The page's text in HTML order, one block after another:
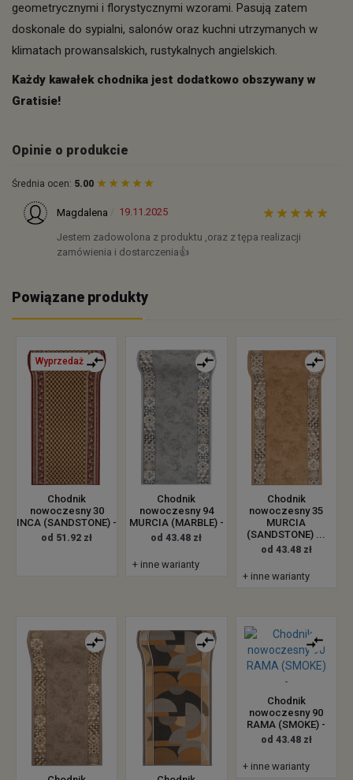
geometrycznymi i florystycznymi wzorami. Pasują zatem
doskonale do sypialni, salonów oraz kuchni utrzymanych w
klimatach prowansalskich, rustykalnych angielskich.
Każdy kawałek chodnika jest dodatkowo obszywany w
Gratisie!
Opinie o produkcie
Średnia ocen: 5.00
Magdalena 19.11.2025
Jestem zadowolona z produktu ,oraz z tępa realizacji
zamówienia i dostarczenia👍️
Powiązane produkty
Wyprzedaż
Chodnik
nowoczesny 30
INCA (SANDSTONE) -
od 51.92 zł
Chodnik
nowoczesny 94
MURCIA (MARBLE) -
od 43.48 zł
+ inne warianty
Chodnik
nowoczesny 35
MURCIA
(SANDSTONE) ...
od 43.48 zł
+ inne warianty
Chodnik
nowoczesny 90
RAMA (SMOKE) -
od 43.48 zł
+ inne warianty